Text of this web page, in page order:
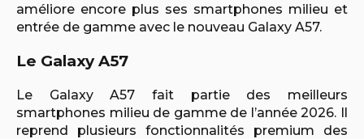
améliore encore plus ses smartphones milieu et
entrée de gamme avec le nouveau Galaxy A57.
Le Galaxy A57
Le Galaxy A57 fait partie des meilleurs
smartphones milieu de gamme de l’année 2026. Il
reprend plusieurs fonctionnalités premium des